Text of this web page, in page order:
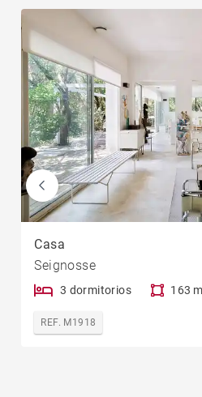
Casa
Seignosse
3 dormitorios 163
REF. M1918